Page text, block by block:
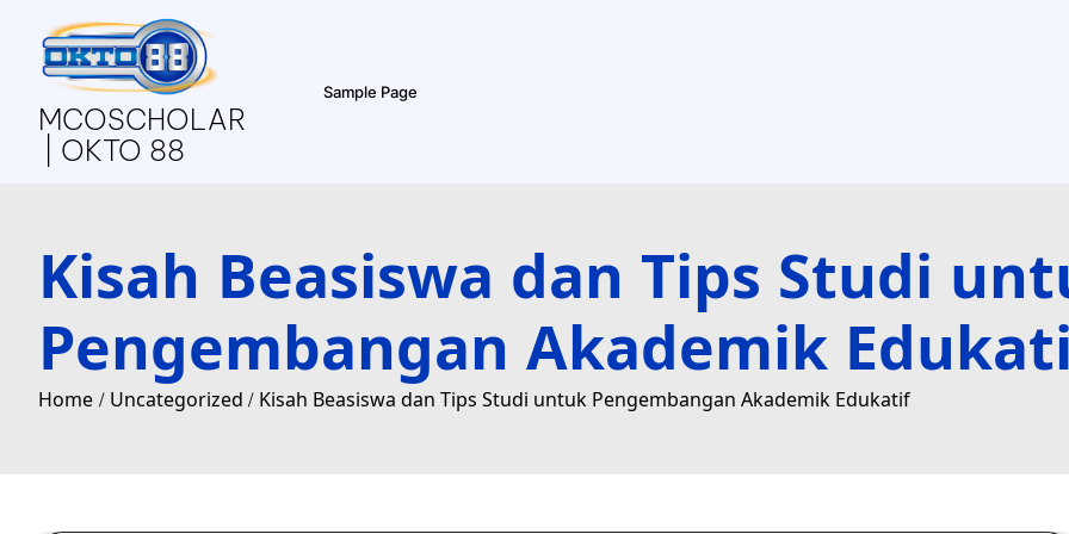
content
MCOSCHOLAR
| OKTO 88
Sample Page
Kisah Beasiswa dan Tips Studi
Pengembangan Akademik
Home Uncategorized Kisah Beasiswa dan Tips Studi untuk Pengembangan Akademik Edukatif